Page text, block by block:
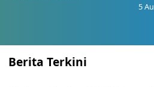
5
Berita Terkini